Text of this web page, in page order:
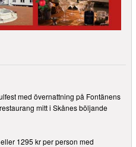
med övernattning på Fontänens
mitt i Skånes böljande
1295 kr per person med